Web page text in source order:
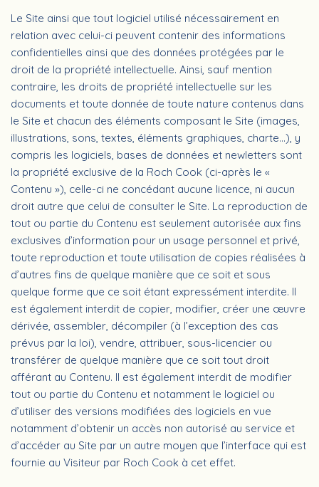
Le Site ainsi que tout logiciel utilisé nécessairement en
relation avec celui-ci peuvent contenir des informations
confidentielles ainsi que des données protégées par le
droit de la propriété intellectuelle. Ainsi, sauf mention
contraire, les droits de propriété intellectuelle sur les
documents et toute donnée de toute nature contenus dans
le Site et chacun des éléments composant le Site (images,
illustrations, sons, textes, éléments graphiques, charte…), y
compris les logiciels, bases de données et newletters sont
la propriété exclusive de la Roch Cook (ci-après le «
Contenu »), celle-ci ne concédant aucune licence, ni aucun
droit autre que celui de consulter le Site. La reproduction de
tout ou partie du Contenu est seulement autorisée aux fins
exclusives d’information pour un usage personnel et privé,
toute reproduction et toute utilisation de copies réalisées à
d’autres fins de quelque manière que ce soit et sous
quelque forme que ce soit étant expressément interdite. Il
est également interdit de copier, modifier, créer une œuvre
dérivée, assembler, décompiler (à l’exception des cas
prévus par la loi), vendre, attribuer, sous-licencier ou
transférer de quelque manière que ce soit tout droit
afférant au Contenu. Il est également interdit de modifier
tout ou partie du Contenu et notamment le logiciel ou
d’utiliser des versions modifiées des logiciels en vue
notamment d’obtenir un accès non autorisé au service et
d’accéder au Site par un autre moyen que l’interface qui est
fournie au Visiteur par Roch Cook à cet effet.